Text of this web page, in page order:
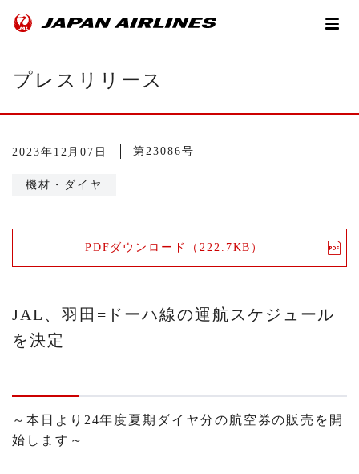
プレスリリース
2023年12月07日 第23086号
機材・ダイヤ
PDFダウンロード（222.7KB）
JAL、羽田=ドーハ線の運航スケジュール
を決定
～本日より24年度夏期ダイヤ分の航空券の販売を開
始します～